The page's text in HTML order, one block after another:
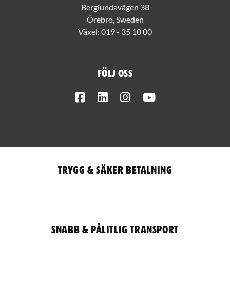
Berglundavägen 38
Örebro, Sweden
Växel: 019 - 35 10 00
Följ oss
FacebookLinkedInInstagram
Trygg & säker betalning
Snabb & pålitlig transport